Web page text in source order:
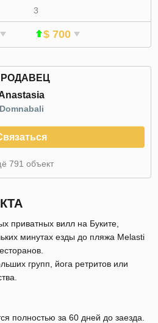
3
$ 700
Domnabali
791 объект
приватных вилл на Буките,
минутах езды до пляжа Melasti
групп, йога ретритов или
полностью за 60 дней до заезда.